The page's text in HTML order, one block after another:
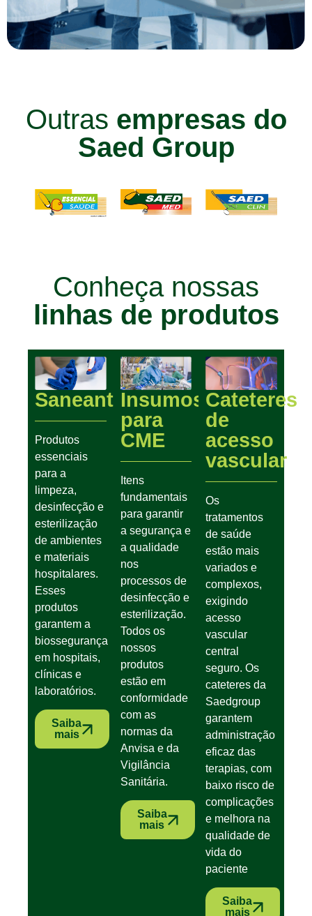
Outras empresas do
Saed Group
Conheça nossas
linhas de produtos
Saneantes
Produtos
essenciais
para a
limpeza,
desinfecção e
esterilização
de ambientes
e materiais
hospitalares.
Esses
produtos
garantem a
biossegurança
em hospitais,
clínicas e
laboratórios.
Saiba
mais
Insumos
para
CME
Itens
fundamentais
para garantir
a segurança e
a qualidade
nos
processos de
desinfecção e
esterilização.
Todos os
nossos
produtos
estão em
conformidade
com as
normas da
Anvisa e da
Vigilância
Sanitária.
Saiba
mais
Cateteres
de
acesso
vascular
Os
tratamentos
de saúde
estão mais
variados e
complexos,
exigindo
acesso
vascular
central
seguro. Os
cateteres da
Saedgroup
garantem
administração
eficaz das
terapias, com
baixo risco de
complicações
e melhora na
qualidade de
vida do
paciente
Saiba
mais